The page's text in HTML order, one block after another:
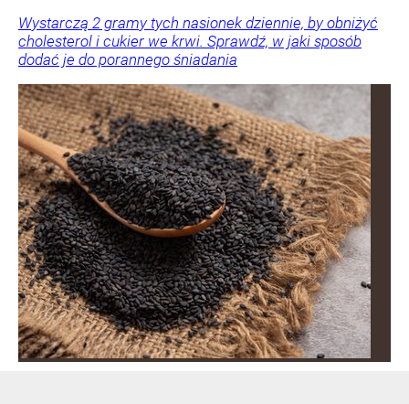
Wystarczą 2 gramy tych nasionek dziennie, by obniżyć
cholesterol i cukier we krwi. Sprawdź, w jaki sposób
dodać je do porannego śniadania